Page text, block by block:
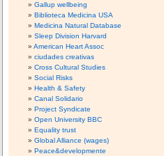
Gallup wellbeing
Biblioteca Medicina USA
Medicina Natural Database
Sleep Division Harvard
American Heart Assoc
ciudades creativas
Cross Cultural Studies
Social Risks
Health & Safety
Canal Solidario
Project Syndicate
Open University BBC
Equality trust
Global Alliance (wages)
Peace&developmente